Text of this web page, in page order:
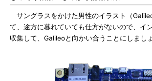
サングラスをかけた男性のイラスト（
て、途方に暮れていても仕方がないので、イ
収集して、Galileoと向かい合うことにしまし